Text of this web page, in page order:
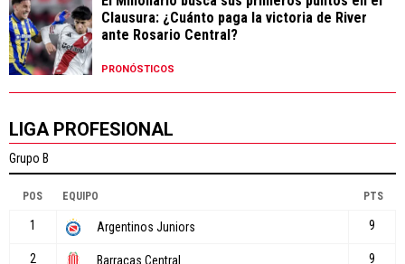
Clausura: ¿Cuánto paga la victoria de River
ante Rosario Central?
PRONÓSTICOS
LIGA PROFESIONAL